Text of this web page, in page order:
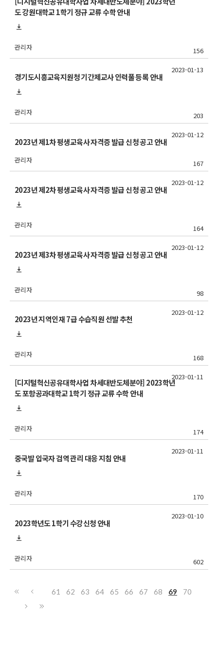
도 강원대학교 1학기 정규 교류 수학 안내
관리자 156
경기도시흥교육지원청 기간제교사 인력풀 등록 안내
관리자 203
2023-01-13
2023년 제1차 평생교육사 자격증 발급 신청 공고 안내
관리자 167
2023-01-12
2023년 제2차 평생교육사 자격증 발급 신청 공고 안내
관리자 164
2023-01-12
2023년 제3차 평생교육사 자격증 발급 신청 공고 안내
관리자 98
2023-01-12
2023년 지역인재 7급 수습직원 선발 추천
관리자 168
2023-01-12
[디지털혁신공유대학사업 차세대반도체분야] 2023학년
도 포항공과대학교 1학기 정규 교류 수학 안내
관리자 174
2023-01-11
중국발 입국자 검역 관리 대응 지침 안내
관리자 170
2023-01-11
2023학년도 1학기 수강신청 안내
관리자 602
2023-01-10
61 62 63 64 65 66 67 68 69 70